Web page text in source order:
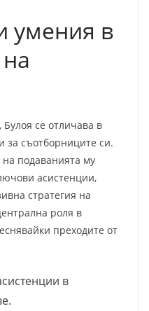
умения в
се отличава в
за съотборниците си.
подаванията му
асистенции,
стратегия на
роля в
преходите от
в